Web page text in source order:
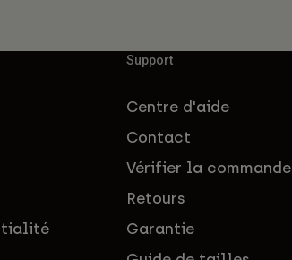
Support
Centre d'aide
Contact
Vérifier la commande
Retours
Garantie